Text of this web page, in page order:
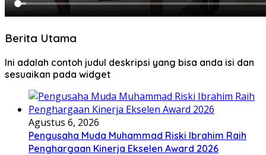
Berita Utama
Ini adalah contoh judul deskripsi yang bisa anda isi dan
sesuaikan pada widget
Agustus 6, 2026
Pengusaha Muda Muhammad Riski Ibrahim Raih
Penghargaan Kinerja Ekselen Award 2026